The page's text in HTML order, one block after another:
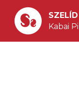
Kabai